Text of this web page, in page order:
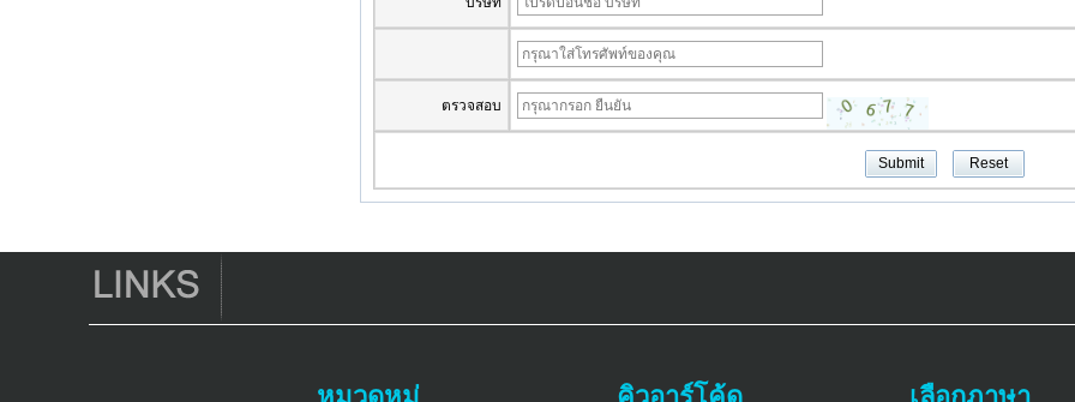
Allwinner Quad
Core H313 Multi-
Core G31 GPU
X96Q TV Box
ตรวจสอบ